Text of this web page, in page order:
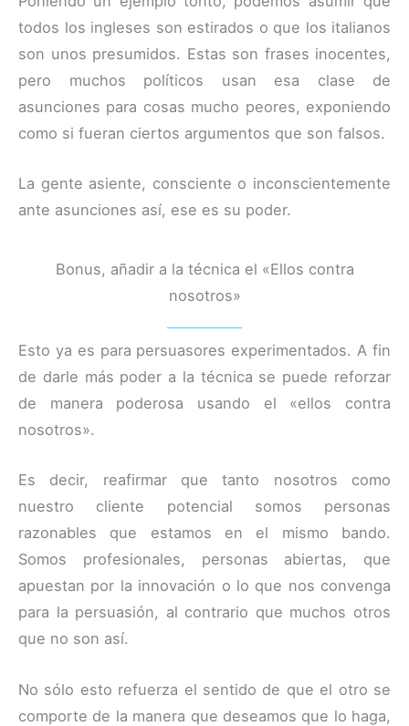
todos los ingleses son estirados o que los italianos
son unos presumidos. Estas son frases inocentes,
pero muchos políticos usan esa clase de
asunciones para cosas mucho peores, exponiendo
como si fueran ciertos argumentos que son falsos.
La gente asiente, consciente o inconscientemente
ante asunciones así, ese es su poder.
Bonus, añadir a la técnica el «Ellos contra
nosotros»
Esto ya es para persuasores experimentados. A fin
de darle más poder a la técnica se puede reforzar
de manera poderosa usando el «ellos contra
nosotros».
Es decir, reafirmar que tanto nosotros como
nuestro cliente potencial somos personas
razonables que estamos en el mismo bando.
Somos profesionales, personas abiertas, que
apuestan por la innovación o lo que nos convenga
para la persuasión, al contrario que muchos otros
que no son así.
No sólo esto refuerza el sentido de que el otro se
comporte de la manera que deseamos que lo haga,